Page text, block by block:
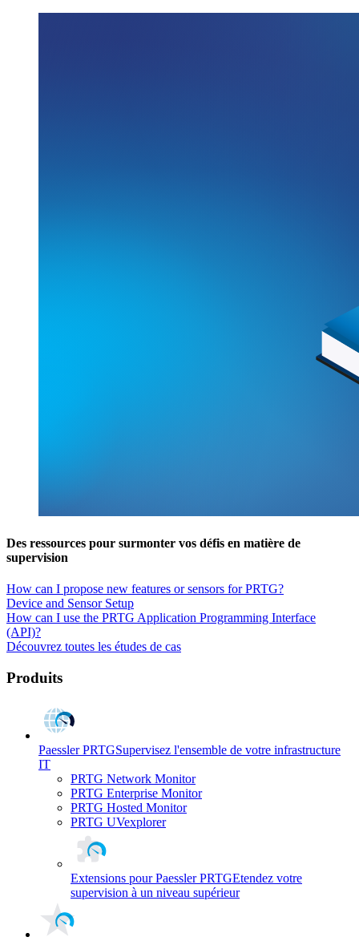
Des ressources pour surmonter vos défis en matière de
supervision
How can I propose new features or sensors for PRTG?
Device and Sensor Setup
How can I use the PRTG Application Programming Interface
(API)?
Découvrez toutes les études de cas
Produits
Paessler PRTGSupervisez l'ensemble de votre infrastructure
IT
PRTG Network Monitor
PRTG Enterprise Monitor
PRTG Hosted Monitor
PRTG UVexplorer
Extensions pour Paessler PRTGEtendez votre
supervision à un niveau supérieur